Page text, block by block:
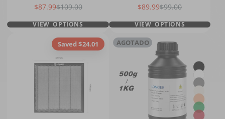
Precio de venta
$87.99Precio regular
$109.00
VIEW OPTIONS
Precio de venta
$89.99Precio regular
$99.00
VIEW OPTIONS
Saved $24.01 AGOTADO